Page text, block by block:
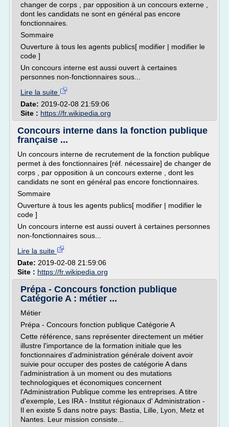
changer de corps , par opposition à un concours externe ,
dont les candidats ne sont en général pas encore
fonctionnaires.
Sommaire
Ouverture à tous les agents publics[ modifier | modifier le
code ]
Un concours interne est aussi ouvert à certaines
personnes non-fonctionnaires sous...
Lire la suite
Date: 2019-02-08 21:59:06
Site : https://fr.wikipedia.org
Concours interne dans la fonction publique
française ...
Un concours interne de recrutement de la fonction publique
permet à des fonctionnaires [réf. nécessaire] de changer de
corps , par opposition à un concours externe , dont les
candidats ne sont en général pas encore fonctionnaires.
Sommaire
Ouverture à tous les agents publics[ modifier | modifier le
code ]
Un concours interne est aussi ouvert à certaines personnes
non-fonctionnaires sous...
Lire la suite
Date: 2019-02-08 21:59:06
Site : https://fr.wikipedia.org
Prépa - Concours fonction publique
Catégorie A : métier ...
Métier
Prépa - Concours fonction publique Catégorie A
Cette référence, sans représenter directement un métier
illustre l'importance de la formation initiale que les
fonctionnaires d'administration générale doivent avoir
suivie pour occuper des postes de catégorie A dans
l'administration à un moment ou des mutations
technologiques et économiques concernent
l'Administration Publique comme les entreprises. A titre
d'exemple, Les IRA - Institut régionaux d' Administration -
Il en existe 5 dans notre pays: Bastia, Lille, Lyon, Metz et
Nantes. Leur mission consiste...